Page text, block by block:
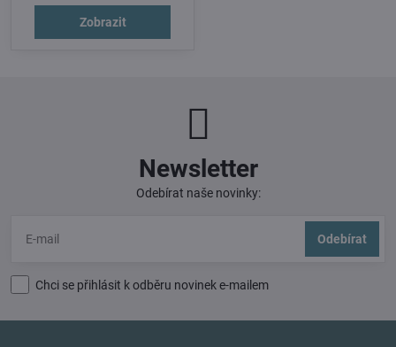
Zobrazit
Newsletter
Odebírat naše novinky:
Odebírat
Chci se přihlásit k odběru novinek e-mailem